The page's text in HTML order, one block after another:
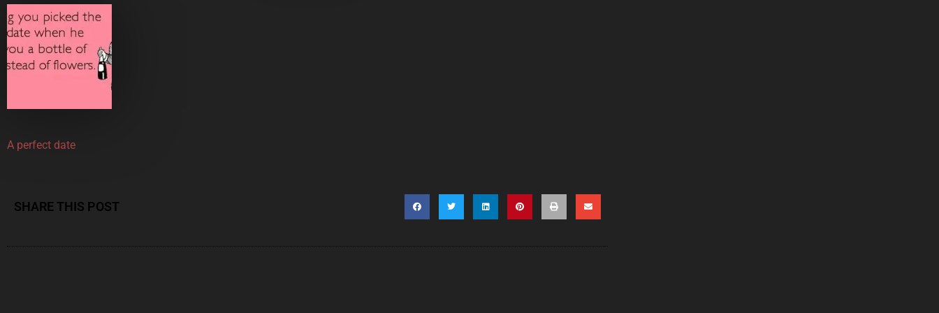
A perfect date
SHARE THIS POST